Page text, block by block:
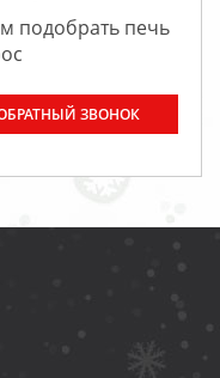
подобрать печь
ЗВОНОК